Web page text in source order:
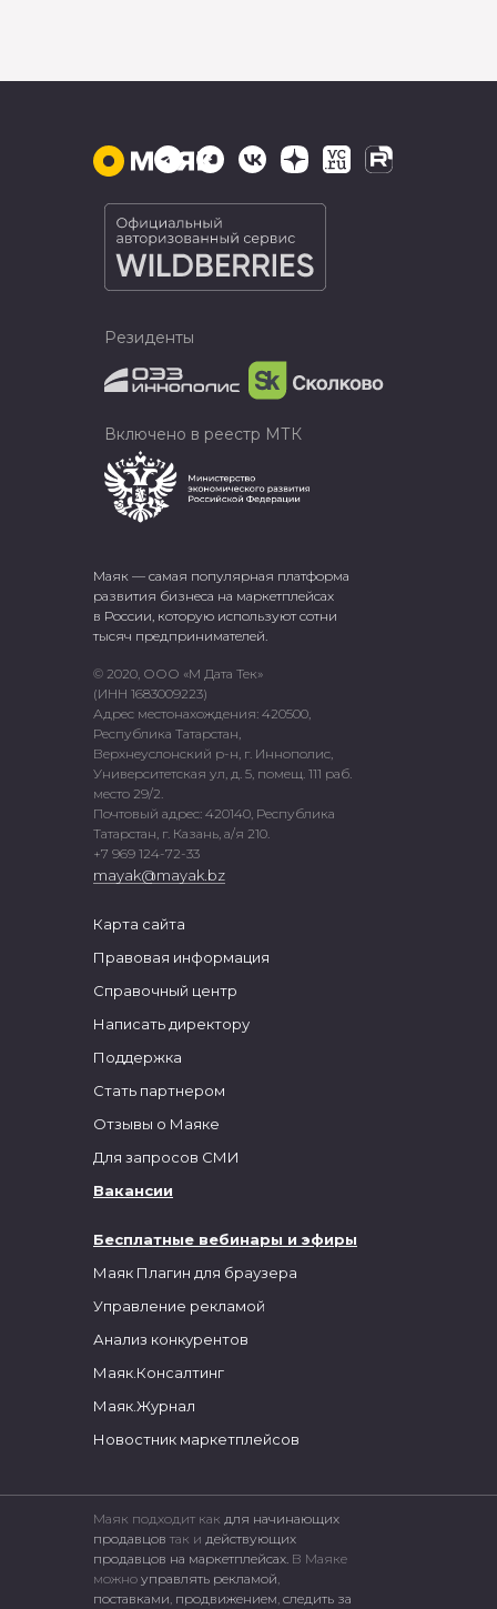
Маяк — самая популярная платформа
развития бизнеса на маркетплейсах
в России, которую используют сотни
тысяч предпринимателей.
© 2020, ООО «М Дата Тек»
(ИНН 1683009223)
Адрес местонахождения: 420500,
Республика Татарстан,
Верхнеуслонский р-н, г. Иннополис,
Университетская ул, д. 5, помещ. 111 раб.
место 29/2.
Почтовый адрес: 420140, Республика
Татарстан, г. Казань, а/я 210.
+7 969 124-72-33
mayak@mayak.bz
Бесплатные вебинары и эфиры
Маяк Плагин для браузера
Управление рекламой
Анализ конкурентов
Маяк.Консалтинг
Маяк.Журнал
Новостник маркетплейсов
Карта сайта
Правовая информация
Справочный центр
Написать директору
Поддержка
Стать партнером
Отзывы о Маяке
Для запросов СМИ
Вакансии
Резиденты
Включено в реестр МТК
Маяк подходит как для начинающих
продавцов так и действующих
продавцов на маркетплейсах. В Маяке
можно управлять рекламой,
поставками, продвижением, следить за